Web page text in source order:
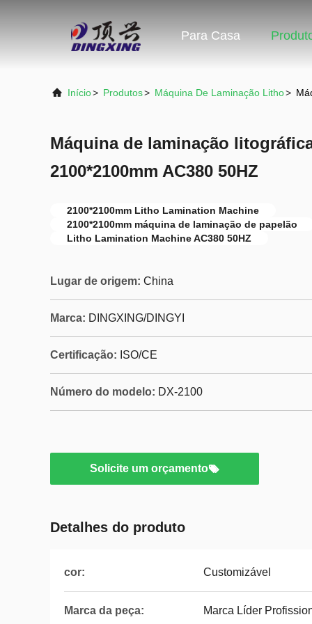
Para Casa
Início> Produtos> Máquina De Laminação Litho>
Máquina de laminação
2100*2100mm AC380 50HZ
2100*2100mm Litho Lamination Machine
2100*2100mm máquina de laminação de papelão
Litho Lamination Machine AC380 50HZ
Lugar de origem: China
Marca: DINGXING/DINGYI
Certificação: ISO/CE
Número do modelo: DX-2100
Solicite um orçamento
Detalhes do produto
cor: Customizável
Marca da peça: Marca Líder